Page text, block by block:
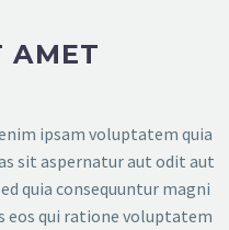
AMET
ipsam voluptatem quia
sit aspernatur aut odit aut
quia consequuntur magni
eos qui ratione voluptatem